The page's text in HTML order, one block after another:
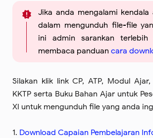
Jika anda mengalami kendala
dalam mengunduh file-file
ini admin sarankan terlebih
membaca panduan cara
Silakan klik link CP, ATP, Modul
KKTP serta Buku Bahan Ajar untuk
XI untuk mengunduh file yang anda
1. Download Capaian Pembelajaran